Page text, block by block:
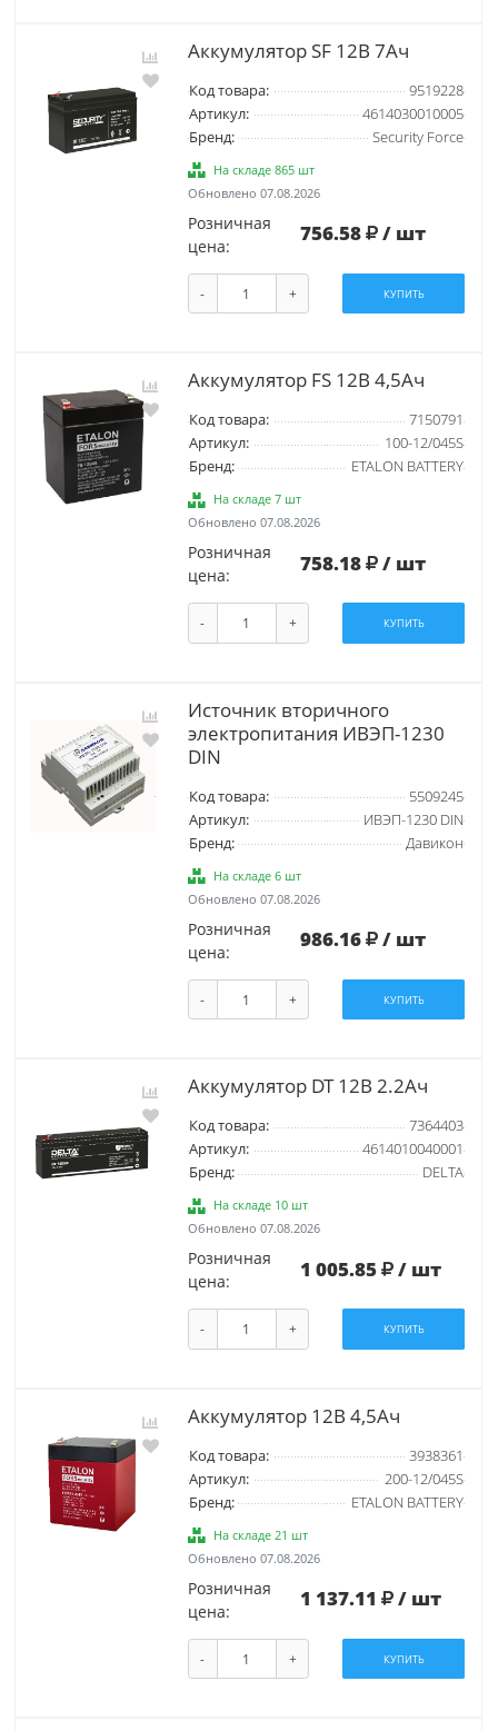
Аккумулятор SF 12В 7Ач
Код товара:
9519228
Артикул:
4614030010005
Бренд:
Security Force
На складе 865 шт
Обновлено 07.08.2026
Розничная
цена:
756.58 / шт
- + КУПИТЬ
Аккумулятор FS 12В 4,5Ач
Код товара:
7150791
Артикул:
100-12/045S
Бренд:
ETALON BATTERY
На складе 7 шт
Обновлено 07.08.2026
Розничная
цена:
758.18 / шт
- + КУПИТЬ
Источник вторичного
электропитания ИВЭП-1230
DIN
Код товара:
5509245
Артикул:
ИВЭП-1230 DIN
Бренд:
Давикон
На складе 6 шт
Обновлено 07.08.2026
Розничная
цена:
986.16 / шт
- + КУПИТЬ
Аккумулятор DT 12В 2.2Ач
Код товара:
7364403
Артикул:
4614010040001
Бренд:
DELTA
На складе 10 шт
Обновлено 07.08.2026
Розничная
цена:
1 005.85 / шт
- + КУПИТЬ
Аккумулятор 12В 4,5Ач
Код товара:
3938361
Артикул:
200-12/045S
Бренд:
ETALON BATTERY
На складе 21 шт
Обновлено 07.08.2026
Розничная
цена:
1 137.11 / шт
- + КУПИТЬ